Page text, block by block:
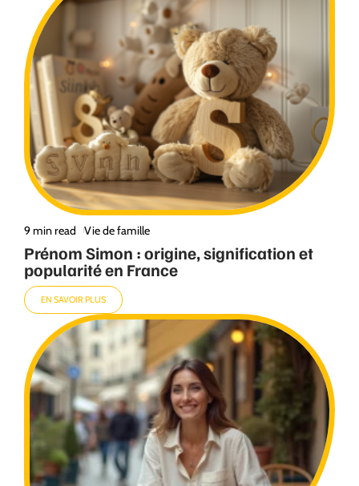
9 min read Vie de famille
Prénom Simon : origine, signification et
popularité en France
EN SAVOIR PLUS